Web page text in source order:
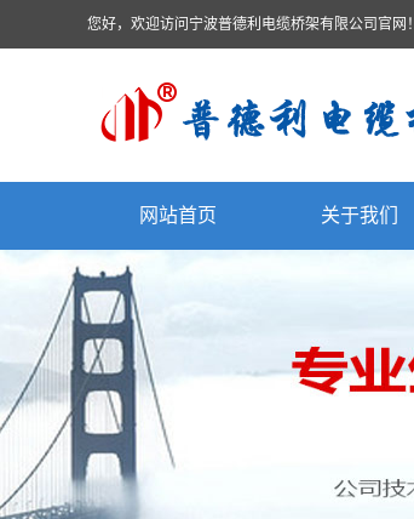
您好，欢迎访问宁波普德利电缆桥架有限公司官网！
网站首页 关于我们